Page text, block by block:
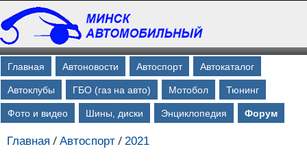
Главная Автоновости Автоспорт Автокаталог
Автоклубы ГБО (газ на авто) Мотобол Тюнинг
Фото и видео Шины, диски Энциклопедия Форум
Главная / Автоспорт / 2021